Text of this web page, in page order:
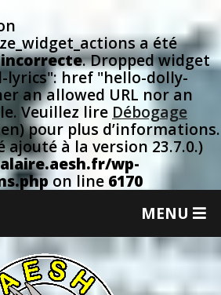
a été
incorrecte. Dropped widget
lyrics": href "hello-dolly-
an allowed URL nor an
Veuillez lire Débogage
pour plus d’informations.
ajouté à la version 23.7.0.)
wp-
on line 6170
MENU